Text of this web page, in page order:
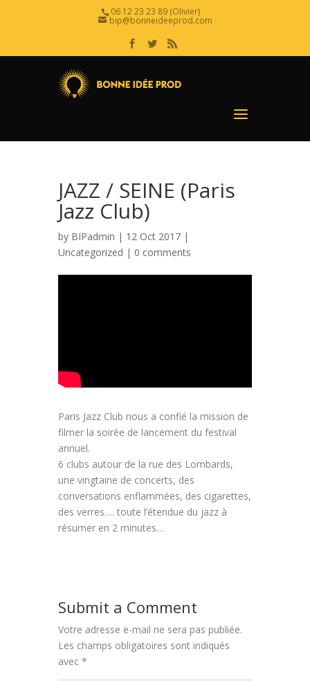
06 12 23 23 89 (Olivier)
bip@bonneideeprod.com
JAZZ / SEINE (Paris
Jazz Club)
by BIPadmin | 12 Oct 2017 |
Uncategorized | 0 comments
Paris Jazz Club nous a confié la mission de
filmer la soirée de lancement du festival
annuel.
6 clubs autour de la rue des Lombards,
une vingtaine de concerts, des
conversations enflammées, des cigarettes,
des verres…. toute l’étendue du jazz à
résumer en 2 minutes…
Submit a Comment
Votre adresse e-mail ne sera pas publiée.
Les champs obligatoires sont indiqués
avec *